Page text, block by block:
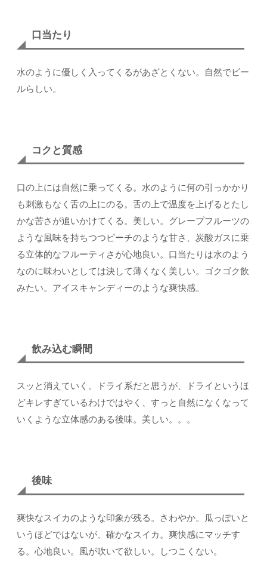
口当たり
水のように優しく入ってくるがあざとくない。自然でビー
ルらしい。
コクと質感
口の上には自然に乗ってくる。水のように何の引っかかり
も刺激もなく舌の上にのる。舌の上で温度を上げるとたし
かな苦さが追いかけてくる。美しい。グレープフルーツの
ような風味を持ちつつピーチのような甘さ、炭酸ガスに乗
る立体的なフルーティさが心地良い。口当たりは水のよう
なのに味わいとしては決して薄くなく美しい。ゴクゴク飲
みたい。アイスキャンディーのような爽快感。
飲み込む瞬間
スッと消えていく。ドライ系だと思うが、ドライというほ
どキレすぎているわけではやく、すっと自然になくなって
いくような立体感のある後味。美しい。。。
後味
爽快なスイカのような印象が残る。さわやか。瓜っぽいと
いうほどではないが、確かなスイカ。爽快感にマッチす
る。心地良い。風が吹いて欲しい。しつこくない。